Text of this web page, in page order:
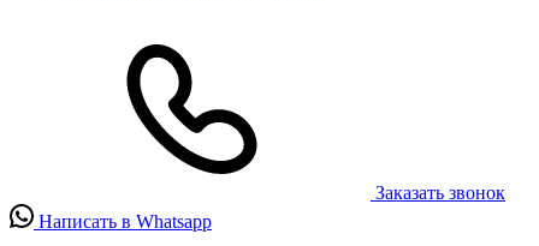
Заказать звонок
Написать в Whatsapp